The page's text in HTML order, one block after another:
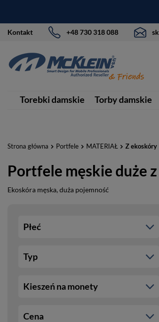
Kontakt +48 730 318 088
Torebki damskie Torby damskie
Strona główna Portfele MATERIAŁ Z ekoskóry
Portfele męskie duże
Ekoskóra męska, duża pojemność
Płeć
Typ
Kieszeń na monety
Cena